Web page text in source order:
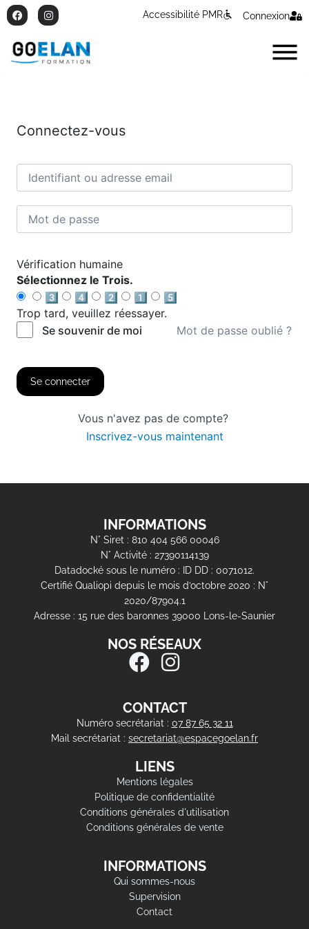
Accessibilité PMR Connexion
Connectez-vous
Vérification humaine
Sélectionnez le Trois.
3️⃣
4️⃣ 2️⃣ 1️⃣
5️⃣
Trop tard, veuillez réessayer.
Se souvenir de moi
Mot de passe oublié ?
Se connecter
Vous n'avez pas de compte?
Inscrivez-vous maintenant
INFORMATIONS
N° Siret : 810 404 566 00046
N° Activité : 27390114139
Datadocké sous le numéro : ID DD : 0071012.
Certifié Qualiopi depuis le mois d’octobre 2020 : N°
2020/87904.1
Adresse : 15 rue des baronnes 39000 Lons-le-Saunier
NOS RÉSEAUX
CONTACT
Numéro secrétariat : 07 87 65 32 11
Mail secrétariat : secretariat@espacegoelan.fr
LIENS
Mentions légales
Politique de confidentialité
Conditions générales d'utilisation
Conditions générales de vente
INFORMATIONS
Qui sommes-nous
Supervision
Contact